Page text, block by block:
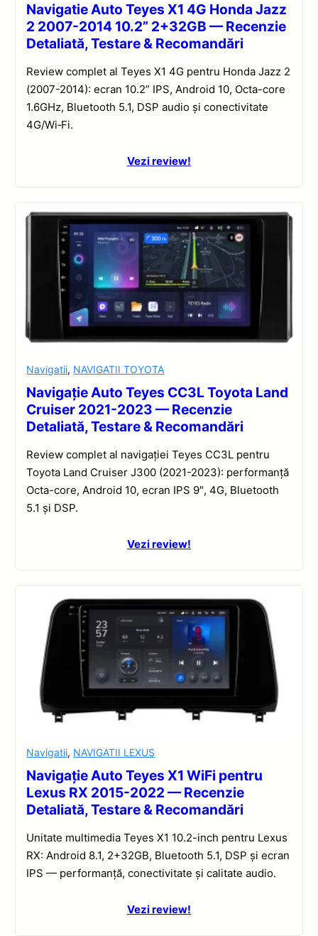
Navigatie Auto Teyes X1 4G Honda Jazz
2 2007-2014 10.2” 2+32GB — Recenzie
Detaliată, Testare & Recomandări
Review complet al Teyes X1 4G pentru Honda Jazz 2
(2007-2014): ecran 10.2” IPS, Android 10, Octa-core
1.6GHz, Bluetooth 5.1, DSP audio și conectivitate
4G/Wi‑Fi.
Vezi review!
Navigatii, NAVIGATII TOYOTA
Navigație Auto Teyes CC3L Toyota Land
Cruiser 2021-2023 — Recenzie
Detaliată, Testare & Recomandări
Review complet al navigației Teyes CC3L pentru
Toyota Land Cruiser J300 (2021-2023): performanță
Octa-core, Android 10, ecran IPS 9″, 4G, Bluetooth
5.1 și DSP.
Vezi review!
Navigatii, NAVIGATII LEXUS
Navigație Auto Teyes X1 WiFi pentru
Lexus RX 2015-2022 — Recenzie
Detaliată, Testare & Recomandări
Unitate multimedia Teyes X1 10.2-inch pentru Lexus
RX: Android 8.1, 2+32GB, Bluetooth 5.1, DSP și ecran
IPS — performanță, conectivitate și calitate audio.
Vezi review!